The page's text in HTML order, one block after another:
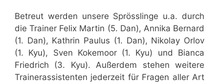
Betreut werden unsere Sprösslinge u.a. durch
die Trainer Felix Martin (5. Dan), Annika Bernard
(1. Dan), Kathrin Paulus (1. Dan), Nikolay Orlov
(1. Kyu), Sven Kokemoor (1. Kyu) und Bianca
Friedrich (3. Kyu). Außerdem stehen weitere
Trainerassistenten jederzeit für Fragen aller Art